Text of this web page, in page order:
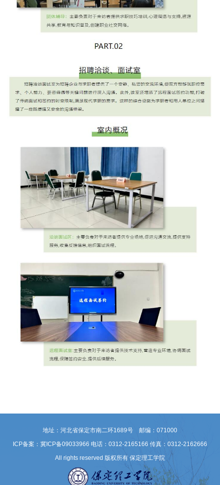
地址：河北省保定市南二环1689号 邮编：071000
ICP备案：冀ICP备09033966 电话：0312-2165166 传真：0312-2162666
All rights reserved 版权所有 保定理工学院